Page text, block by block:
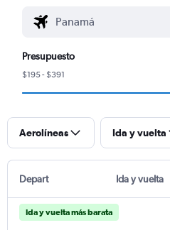
Presupuesto
$195 - $391
Aerolíneas Ida y vuelta
Depart Ida y vuelta
Ida y vuelta más barata